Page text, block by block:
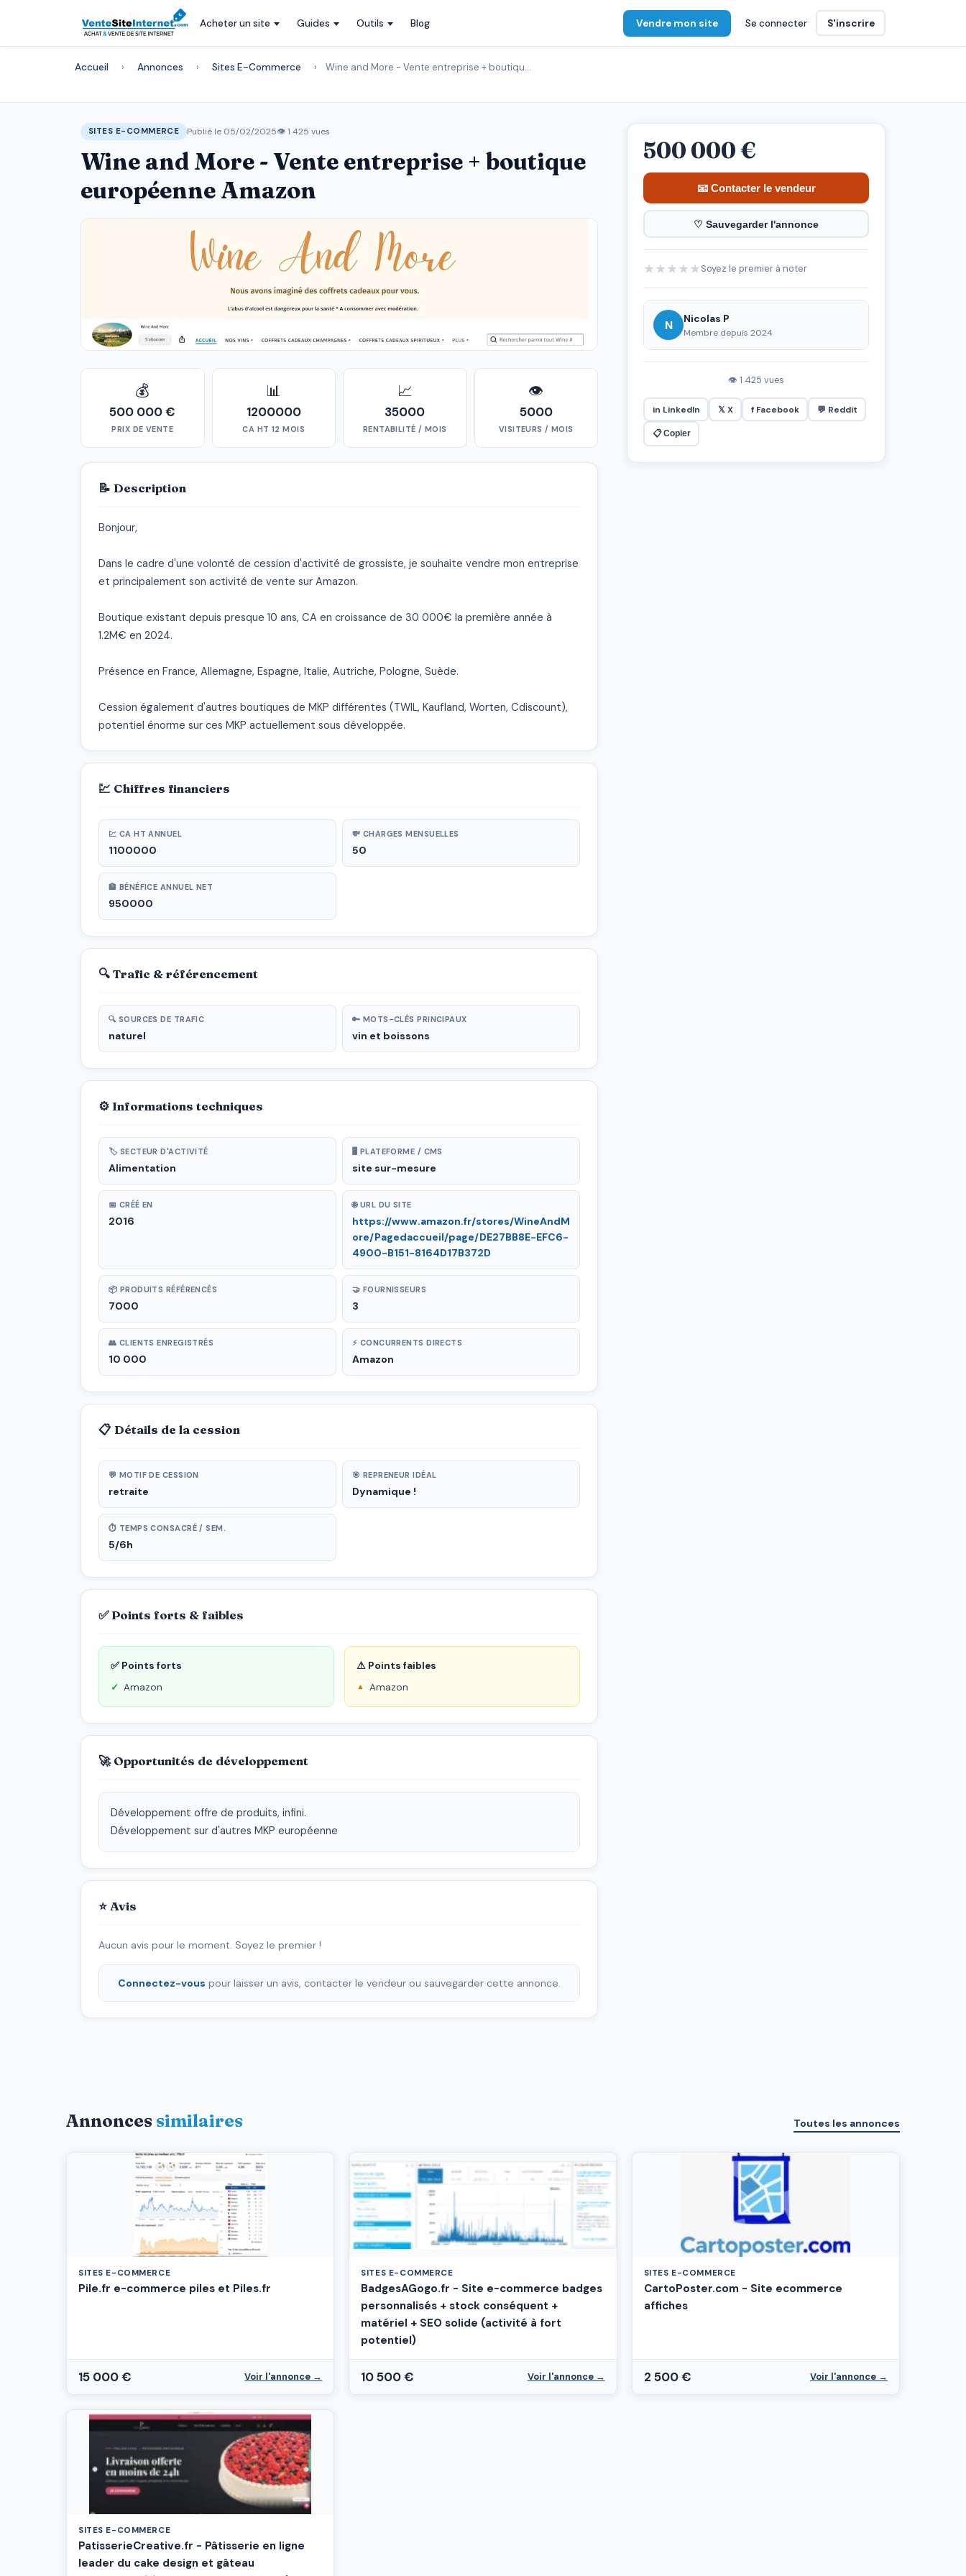
Acheter un site Guides Outils Blog Vendre mon site Se connecter S'inscrire
Accueil › Annonces › Sites E-Commerce › Wine and More - Vente entreprise + boutiqu…
SITES E-COMMERCE Publié le 05/02/2025👁 1 425 vues
Wine and More - Vente entreprise + boutique
européenne Amazon
💰
500 000 €
PRIX DE VENTE
📊
1200000
CA HT 12 MOIS
📈
35000
RENTABILITÉ / MOIS
👁
5000
VISITEURS / MOIS
📝 Description
Bonjour,
Dans le cadre d'une volonté de cession d'activité de grossiste, je souhaite vendre mon entreprise
et principalement son activité de vente sur Amazon.
Boutique existant depuis presque 10 ans, CA en croissance de 30 000€ la première année à
1.2M€ en 2024.
Présence en France, Allemagne, Espagne, Italie, Autriche, Pologne, Suède.
Cession également d'autres boutiques de MKP différentes (TWIL, Kaufland, Worten, Cdiscount),
potentiel énorme sur ces MKP actuellement sous développée.
💹 Chiffres financiers
💹 CA HT ANNUEL
1100000
💸 CHARGES MENSUELLES
50
🏦 BÉNÉFICE ANNUEL NET
950000
🔍 Trafic & référencement
🔍 SOURCES DE TRAFIC
naturel
🔑 MOTS-CLÉS PRINCIPAUX
vin et boissons
⚙ Informations techniques
🏷 SECTEUR D'ACTIVITÉ
Alimentation
🖥 PLATEFORME / CMS
site sur-mesure
📅 CRÉÉ EN
2016
🌐 URL DU SITE
https://www.amazon.fr/stores/WineAndM
ore/Pagedaccueil/page/DE27BB8E-EFC6-
4900-B151-8164D17B372D
📦 PRODUITS RÉFÉRENCÉS
7000
🤝 FOURNISSEURS
3
👥 CLIENTS ENREGISTRÉS
10 000
⚡ CONCURRENTS DIRECTS
Amazon
📋 Détails de la cession
💬 MOTIF DE CESSION
retraite
🎯 REPRENEUR IDÉAL
Dynamique !
⏱ TEMPS CONSACRÉ / SEM.
5/6h
✅ Points forts & faibles
✅ Points forts
Amazon
⚠ Points faibles
Amazon
🚀 Opportunités de développement
Développement offre de produits, infini.
Développement sur d'autres MKP européenne
⭐ Avis
Aucun avis pour le moment. Soyez le premier !
Connectez-vous pour laisser un avis, contacter le vendeur ou sauvegarder cette annonce.
500 000 €
📧 Contacter le vendeur
♡ Sauvegarder l'annonce
★★★★★Soyez le premier à noter
N Nicolas P
Membre depuis 2024
👁 1 425 vues
in LinkedIn 𝕏 X f Facebook 💬 Reddit
📋 Copier
Annonces similaires Toutes les annonces
SITES E-COMMERCE
Pile.fr e-commerce piles et Piles.fr
15 000 € Voir l'annonce →
SITES E-COMMERCE
BadgesAGogo.fr - Site e-commerce badges
personnalisés + stock conséquent +
matériel + SEO solide (activité à fort
potentiel)
10 500 € Voir l'annonce →
SITES E-COMMERCE
CartoPoster.com - Site ecommerce
affiches
2 500 € Voir l'annonce →
SITES E-COMMERCE
PatisserieCreative.fr - Pâtisserie en ligne
leader du cake design et gâteau